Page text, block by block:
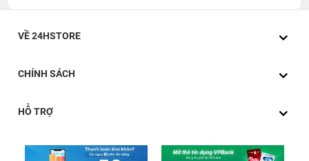
VỀ 24HSTORE
CHÍNH SÁCH
HỖ TRỢ